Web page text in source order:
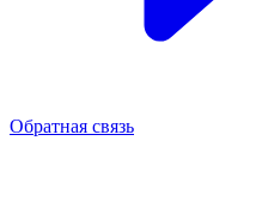
Обратная связь